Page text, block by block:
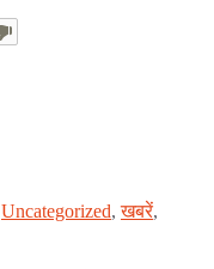
Uncategorized,खबरें,